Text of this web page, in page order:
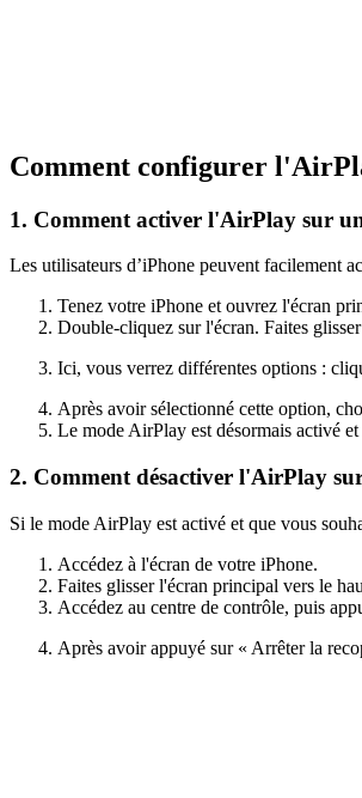
Comment configurer
1. Comment activer l'AirPlay sur
Les utilisateurs d’iPhone peuvent facilement
Tenez votre iPhone et ouvrez l'écran
Double-cliquez sur l'écran. Faites
Ici, vous verrez différentes options :
Après avoir sélectionné cette option,
Le mode AirPlay est désormais activé
2. Comment désactiver l'AirPlay
Si le mode AirPlay est activé et que vous
Accédez à l'écran de votre iPhone.
Faites glisser l'écran principal vers le
Accédez au centre de contrôle, puis
Après avoir appuyé sur « Arrêter la